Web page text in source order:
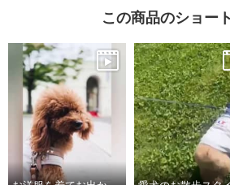
この商品のショー